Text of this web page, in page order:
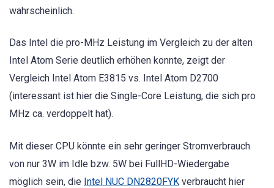
wahrscheinlich.
Das Intel die pro-MHz Leistung im Vergleich zu der alten
Intel Atom Serie deutlich erhöhen konnte, zeigt der
Vergleich Intel Atom E3815 vs. Intel Atom D2700
(interessant ist hier die Single-Core Leistung, die sich pro
MHz ca. verdoppelt hat).
Mit dieser CPU könnte ein sehr geringer Stromverbrauch
von nur 3W im Idle bzw. 5W bei FullHD-Wiedergabe
möglich sein, die Intel NUC DN2820FYK verbraucht hier